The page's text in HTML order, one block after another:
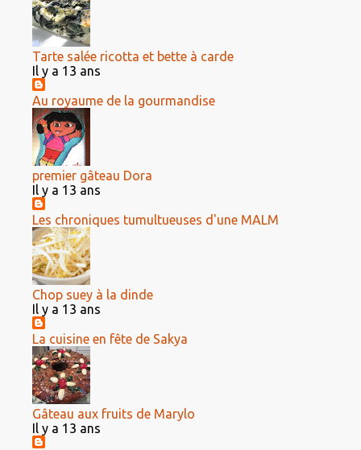
Tarte salée ricotta et bette à carde
Il y a 13 ans
Au royaume de la gourmandise
premier gâteau Dora
Il y a 13 ans
Les chroniques tumultueuses d'une MALM
Chop suey à la dinde
Il y a 13 ans
La cuisine en fête de Sakya
Gâteau aux fruits de Marylo
Il y a 13 ans